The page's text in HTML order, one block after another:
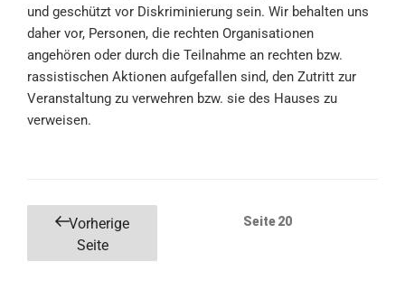
und geschützt vor Diskriminierung sein. Wir behalten uns
daher vor, Personen, die rechten Organisationen
angehören oder durch die Teilnahme an rechten bzw.
rassistischen Aktionen aufgefallen sind, den Zutritt zur
Veranstaltung zu verwehren bzw. sie des Hauses zu
verweisen.
Seitennummerierung
Beiträge
Vorherige
Seite
Seite20